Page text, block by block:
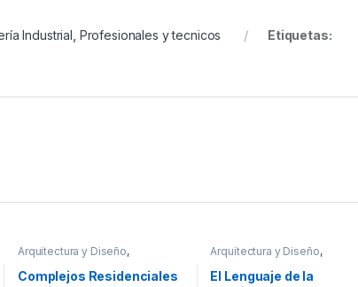
Industrial Profesionales y tecnicos
Etiquetas:
Arquitectura y Diseño,
Arquitectura y Urbanismo
Decoración,Diseño,Ofertas,
Profesionales y tecnicos
Complejos Residenciales
Arquitectura y Diseño,
Arquitectura y Urbanismo
Diseño,Profesionales y
tecnicos
El Lenguaje de la